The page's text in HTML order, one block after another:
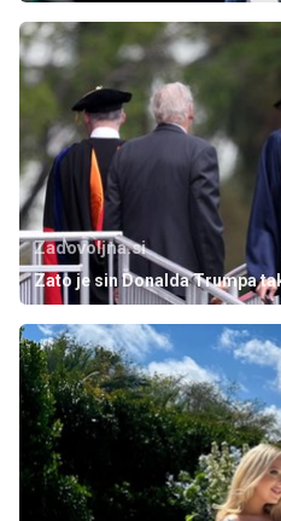
Zadovoljna.si
Zato je sin Donalda Trumpa